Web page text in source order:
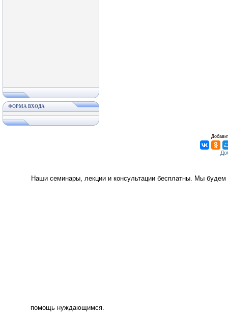
ФОРМА ВХОДА
Наши семинары, лекции и консультации бесплатны. Мы
помощь нуждающимся.